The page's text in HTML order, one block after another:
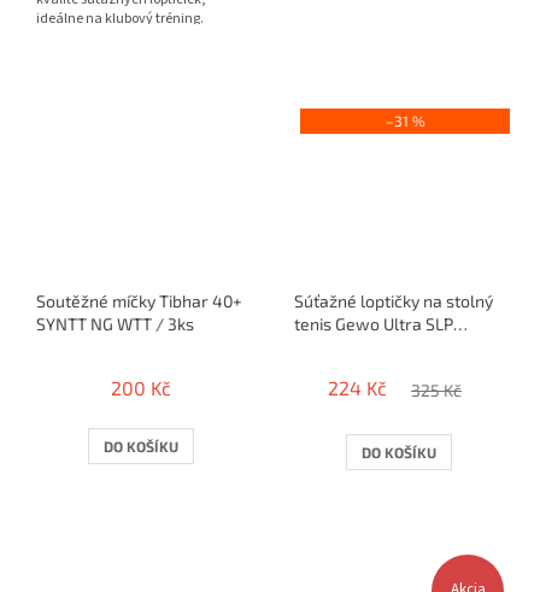
ideálne na klubový tréning.
Soutěžné míčky Tibhar 40+
SYNTT NG WTT / 3ks
200 Kč
DO KOŠÍKU
–31 %
Súťažné loptičky na stolný
tenis Gewo Ultra SLP
224 Kč 325 Kč
DO KOŠÍKU